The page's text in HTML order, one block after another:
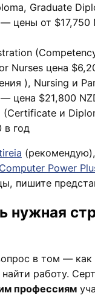
Graduate
цены от $17,750
Nurses цена
), Nursing и
цена $21,800
(Certificate и
в год
(рекомендую),
Computer Power
пишите
нужная
в том —
найти работу.
профессиям